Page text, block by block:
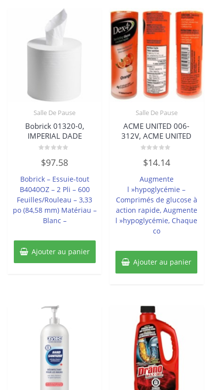
Salle De Pause
Bobrick 01320-0,
IMPERIAL DADE
0
sur
$97.58
Bobrick – Essuie-tout
B4040OZ – 2 Pli – 600
Feuilles/Rouleau – 3,33
po (84,58 mm) Matériau –
Blanc –
Ajouter au panier
Salle De Pause
ACME UNITED 006-
312V, ACME UNITED
0
sur
$14.14
Augmente
l »hypoglycémie –
Comprimés de glucose à
action rapide, Augmente
l »hypoglycémie, Chaque
co
Ajouter au panier